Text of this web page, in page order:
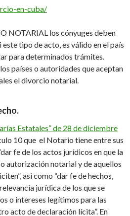
en-cuba/
NOTARIAL los cónyuges deben
este tipo de acto,es válido en el país
para determinados trámites.
países o autoridades que aceptan
el divorcio notarial.
.
Estatales” de 28 de diciembre
10 que el Notario tiene entre sus
fe de los actos jurídicos en que la
autorización notarial y de aquellos
asi como “dar fe de hechos,
jurídica de los que se
o intereses legítimos para las
acto de declaración lícita”. En